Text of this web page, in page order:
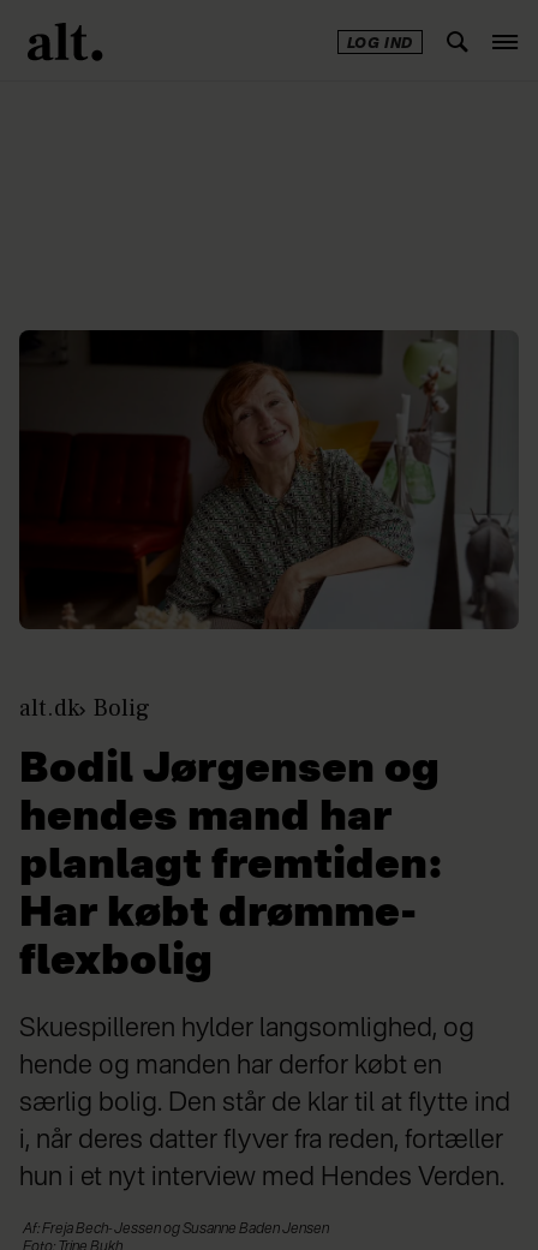
LOG IND
alt.dk Bolig
Bodil Jørgensen og
hendes mand har
planlagt fremtiden:
Har købt drømme-
flexbolig
Skuespilleren hylder langsomlighed, og
hende og manden har derfor købt en
særlig bolig. Den står de klar til at flytte ind
i, når deres datter flyver fra reden, fortæller
hun i et nyt interview med Hendes Verden.
Af: Freja Bech-Jessen og Susanne Baden Jensen
Foto: Trine Bukh